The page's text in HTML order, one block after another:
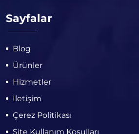
Sayfalar
Blog
Ürünler
Hizmetler
İletişim
Çerez Politikası
Site Kullanım Koşulları